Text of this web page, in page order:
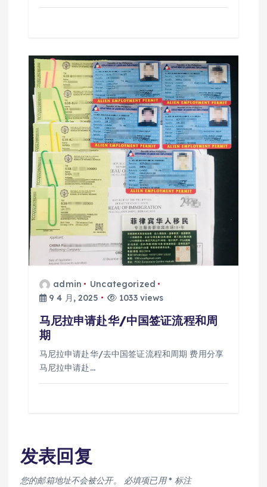
admin
Uncategorized
9 4 月, 2025
1033 views
马尼拉申请赴华/中国签证流程和周
期
马尼拉申请赴华/去中国签证流程和周期 费用分享
马尼拉申请赴…
发表回复
您的邮箱地址不会被公开。 必填项已用* 标注